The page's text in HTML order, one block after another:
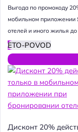
Выгода по промокоду
мобильном приложении
отелей и иного жилья
ETO-POVOD
Дисконт 20%